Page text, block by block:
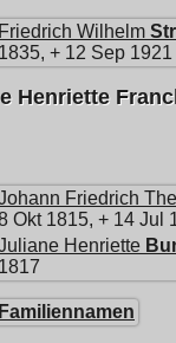
Friedrich Wilhelm
1835, + 12 Sep 1921
Henriette
Friedrich
Okt 1815, + 14 Jul
Henriette
1817
Familiennamen